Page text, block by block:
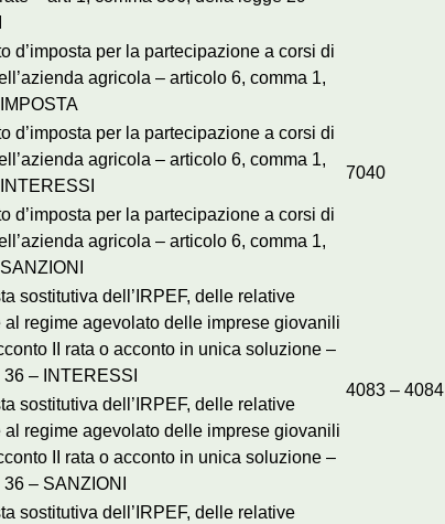
d’imposta per la partecipazione a corsi di
agricola – articolo 6, comma 1,
7040
d’imposta per la partecipazione a corsi di
agricola – articolo 6, comma 1,
d’imposta per la partecipazione a corsi di
agricola – articolo 6, comma 1,
sostitutiva dell’IRPEF, delle relative
regime agevolato delle imprese giovanili
II rata o acconto in unica soluzione –
– INTERESSI
4083 – 4084
sostitutiva dell’IRPEF, delle relative
regime agevolato delle imprese giovanili
II rata o acconto in unica soluzione –
– SANZIONI
sostitutiva dell’IRPEF, delle relative